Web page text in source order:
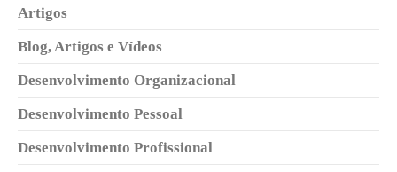
Artigos
Blog, Artigos e Vídeos
Desenvolvimento Organizacional
Desenvolvimento Pessoal
Desenvolvimento Profissional